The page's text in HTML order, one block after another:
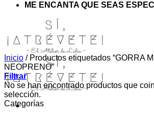
ME ENCANTA QUE SEAS
Inicio /Productos etiquetados “GORRA
NEOPRENO”
Filtrar
No se han encontrado productos que
selección.
Categorías